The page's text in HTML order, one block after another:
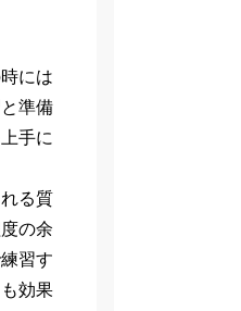
には
準備
手に
る質
の余
習す
効果